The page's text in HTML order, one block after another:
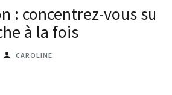
: concentrez-vous sur
à la fois
CAROLINE